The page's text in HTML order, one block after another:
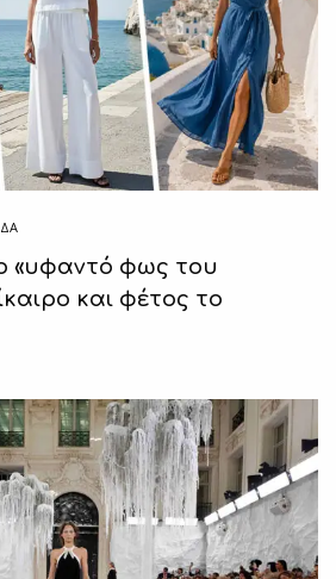
«υφαντό φως του
και φέτος το